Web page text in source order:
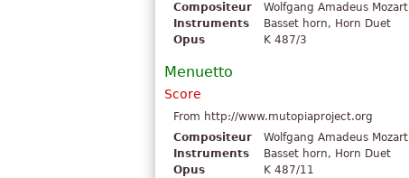
Compositeur
Wolfgang Amadeus Mozart
Instruments
Basset horn, Horn Duet
Opus
K 487/3
Menuetto
Score
From http://www.mutopiaproject.org
Compositeur
Wolfgang Amadeus Mozart
Instruments
Basset horn, Horn Duet
Opus
K 487/11